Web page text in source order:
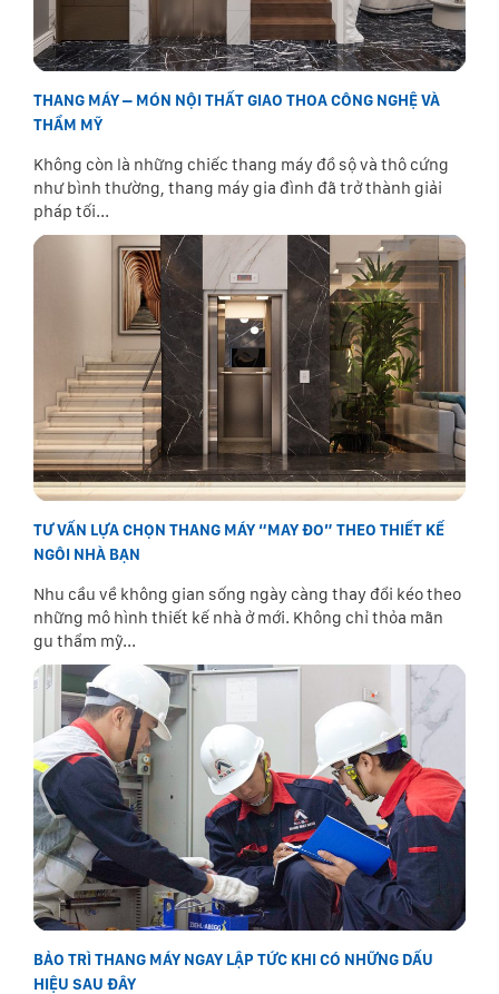
THANG MÁY – MÓN NỘI THẤT GIAO THOA CÔNG NGHỆ VÀ
THẨM MỸ
Không còn là những chiếc thang máy đồ sộ và thô cứng
như bình thường, thang máy gia đình đã trở thành giải
pháp tối...
TƯ VẤN LỰA CHỌN THANG MÁY “MAY ĐO” THEO THIẾT KẾ
NGÔI NHÀ BẠN
Nhu cầu về không gian sống ngày càng thay đổi kéo theo
những mô hình thiết kế nhà ở mới. Không chỉ thỏa mãn
gu thẩm mỹ...
BẢO TRÌ THANG MÁY NGAY LẬP TỨC KHI CÓ NHỮNG DẤU
HIỆU SAU ĐÂY